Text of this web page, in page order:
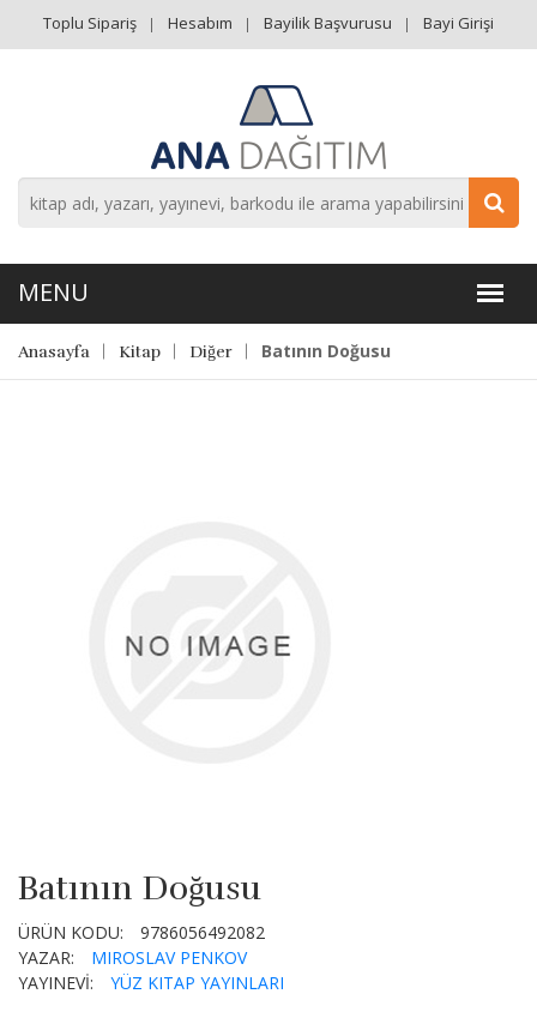
Toplu Sipariş Hesabım Bayilik Başvurusu Bayi Girişi
Anasayfa Kitap Diğer Batının Doğusu
Batının Doğusu
ÜRÜN KODU:
9786056492082
YAZAR:
MIROSLAV PENKOV
YAYINEVİ:
YÜZ KITAP YAYINLARI